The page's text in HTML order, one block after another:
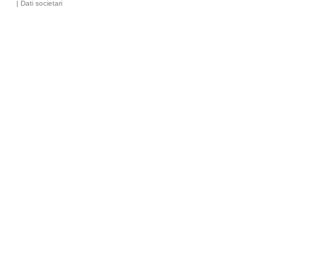
| Dati societari